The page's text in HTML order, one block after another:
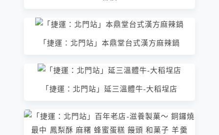
「捷運：北門站」本鼎堂台式漢方麻辣鍋
「捷運：北門站」延三溫體牛-大稻埕店